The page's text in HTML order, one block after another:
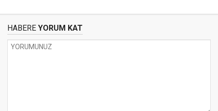
HABERE YORUM KAT